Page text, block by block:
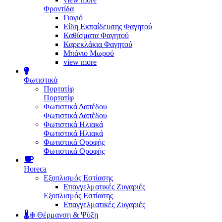
Φροντίδα
Γιογιό
Είδη Εκπαίδευσης Φαγητού
Καθίσματα Φαγητού
Καρεκλάκια Φαγητού
Μπάνιο Μωρού
view more
Φωτιστικά
Πορτατίφ
Πορτατίφ
Φωτιστικά Δαπέδου
Φωτιστικά Δαπέδου
Φωτιστικά Ηλιακά
Φωτιστικά Ηλιακά
Φωτιστικά Οροφής
Φωτιστικά Οροφής
Horeca
Εξοπλισμός Εστίασης
Επαγγελματικές Ζυγαριές
Εξοπλισμός Εστίασης
Επαγγελματικές Ζυγαριές
🌡️❄️ Θέρμανση & Ψύξη